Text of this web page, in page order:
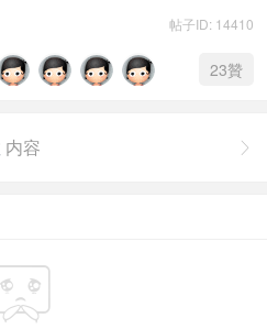
帖子ID: 14410
23贊

内容